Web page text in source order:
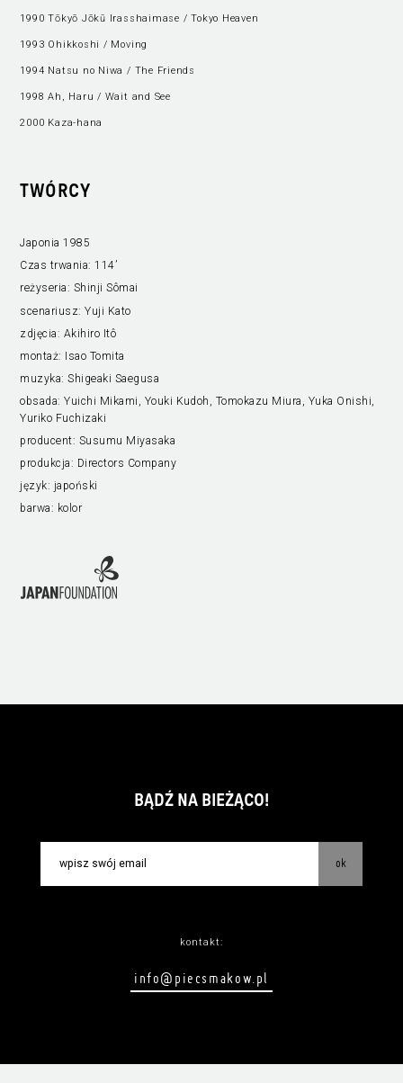
TWÓRCY
Japonia 1985
Czas trwania: 114’
reżyseria: Shinji Sômai
scenariusz:Yuji Kato
zdjęcia: Akihiro Itô
montaż: Isao Tomita
muzyka:Shigeaki Saegusa
obsada:Yuichi Mikami, Youki Kudoh, Tomokazu Miura, Yuka Onishi,
Yuriko Fuchizaki
producent: Susumu Miyasaka
produkcja: Directors Company
język: japoński
barwa: kolor
1990 Tōkyō Jōkū Irasshaimase / Tokyo Heaven
1993 Ohikkoshi / Moving
1994 Natsu no Niwa / The Friends
1998 Ah, Haru / Wait and See
2000 Kaza-hana
BĄDŹ NA BIEŻĄCO!
ok
kontakt:
info@piecsmakow.pl